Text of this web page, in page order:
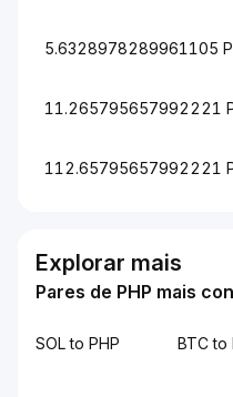
5.6328978289961105
11.265795657992221
112.65795657992221
Explorar mais
Pares de PHP mais
SOL to PHP BTC to